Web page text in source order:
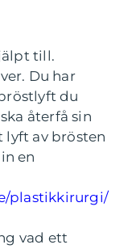
till.
Du har
du
återfå sin
lyft av brösten
en
plastikkirurgi/
vad ett